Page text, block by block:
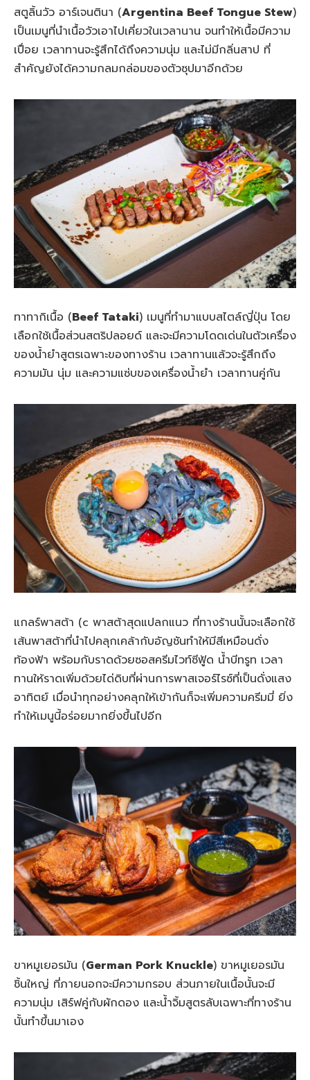
สตูลิ้นวัว อาร์เจนตินา (Argentina Beef Tongue Stew)
เป็นเมนูที่นำเนื้อวัวเอาไปเคี่ยวในเวลานาน จนทำให้เนื้อมีความ
เปื่อย เวลาทานจะรู้สึกได้ถึงความนุ่ม และไม่มีกลิ่นสาป ที่
สำคัญยังได้ความกลมกล่อมของตัวซุปมาอีกด้วย
ทาทากิเนื้อ (Beef Tataki) เมนูที่ทำมาแบบสไตล์ญี่ปุ่น โดย
เลือกใช้เนื้อส่วนสตริปลอยด์ และจะมีความโดดเด่นในตัวเครื่อง
ของน้ำยำสูตรเฉพาะของทางร้าน เวลาทานแล้วจะรู้สึกถึง
ความมัน นุ่ม และความแซ่บของเครื่องน้ำยำ เวลาทานคู่กัน
แกลร์พาสต้า (c พาสต้าสุดแปลกแนว ที่ทางร้านนั้นจะเลือกใช้
เส้นพาสต้าที่นำไปคลุกเคล้ากับอัญชันทำให้มีสีเหมือนดั่ง
ท้องฟ้า พร้อมกับราดด้วยซอสครีมไวท์ซีฟู้ด น้ำบีทรูท เวลา
ทานให้ราดเพิ่มด้วยได่ดิบที่ผ่านการพาสเจอร์ไรซ์ที่เป็นดั่งแสง
อาทิตย์ เมื่อนำทุกอย่างคลุกให้เข้ากันก็จะเพิ่มความครีมมี่ ยิ่ง
ทำให้เมนูนี้อร่อยมากยิ่งขึ้นไปอีก
ขาหมูเยอรมัน (German Pork Knuckle) ขาหมูเยอรมัน
ชิ้นใหญ่ ที่ภายนอกจะมีความกรอบ ส่วนภายในเนื้อนั้นจะมี
ความนุ่ม เสิร์ฟคู่กับผักดอง และน้ำจิ้มสูตรลับเฉพาะที่ทางร้าน
นั้นทำขึ้นมาเอง